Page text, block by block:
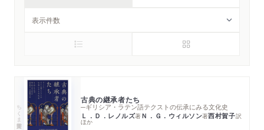
ちくま学芸文庫
古典の継承者たち
─ギリシア・ラテン語テクストの伝承にみる文化史
Ｌ．Ｄ．レノルズ著Ｎ．Ｇ．ウィルソン著西村賀子訳
ほか